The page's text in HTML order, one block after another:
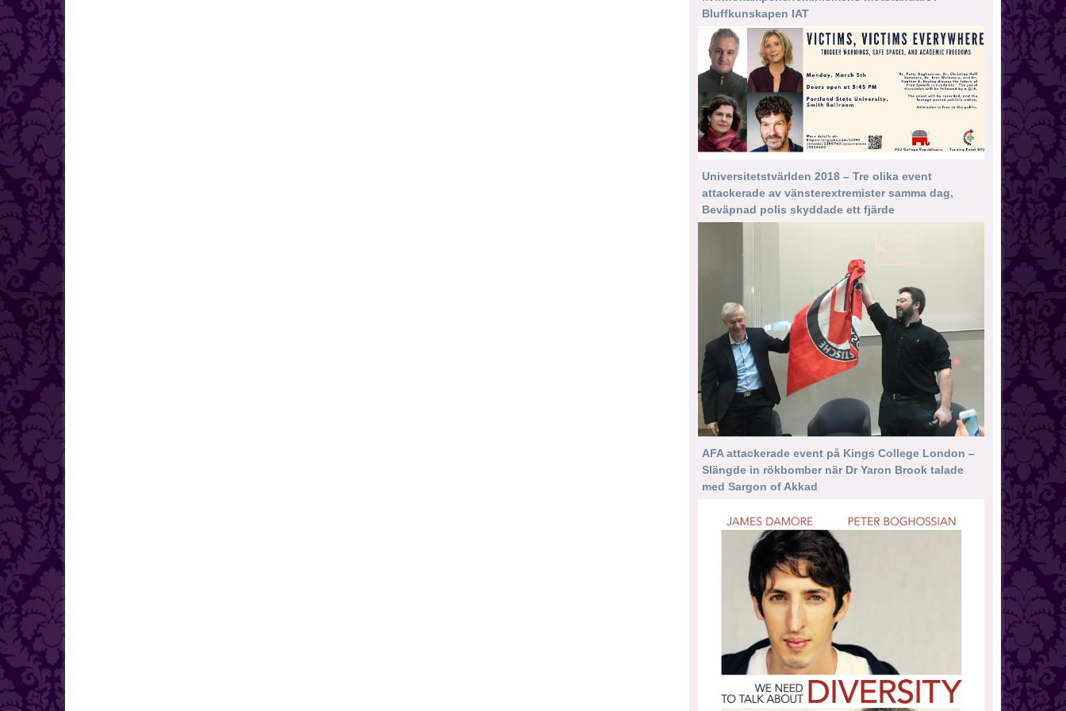
Bluffkunskapen IAT
Universitetstvärlden 2018 – Tre olika event
attackerade av vänsterextremister samma dag,
Beväpnad polis skyddade ett fjärde
AFA attackerade event på Kings College London –
Slängde in rökbomber när Dr Yaron Brook talade
med Sargon of Akkad